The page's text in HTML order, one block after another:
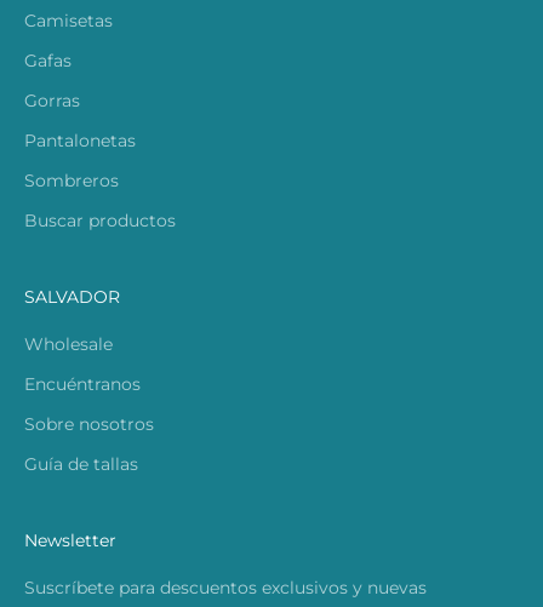
Camisetas
Gafas
Gorras
Pantalonetas
Sombreros
Buscar productos
SALVADOR
Wholesale
Encuéntranos
Sobre nosotros
Guía de tallas
Newsletter
Suscríbete para descuentos exclusivos y nuevas